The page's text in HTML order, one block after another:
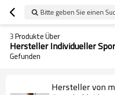
Bitte geben Sie einen
3Produkte Über
Hersteller Individueller
Gefunden
Hersteller von